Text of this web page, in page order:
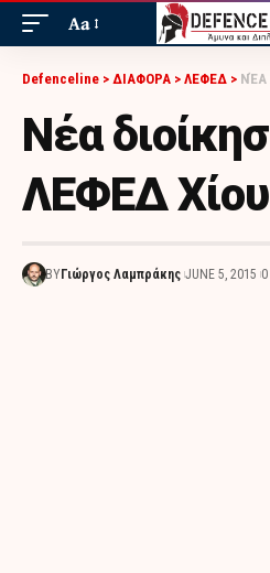
Aa
Defenceline > ΔΙΑΦΟΡΑ > ΛΕΦΕΔ > ΝΈΑ
Νέα
ΛΕΦΕΔ
BY Γιώργος Λαμπράκης JUNE 5, 2015